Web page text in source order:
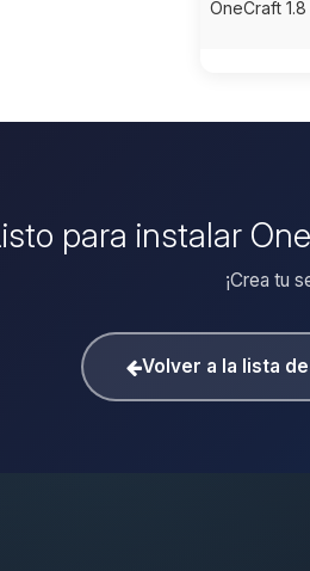
OneCraft 1.8
para instalar
¡Crea tu
Volver a la lista